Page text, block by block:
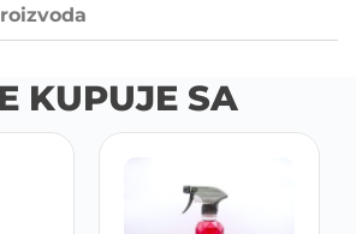
KUPUJE SA